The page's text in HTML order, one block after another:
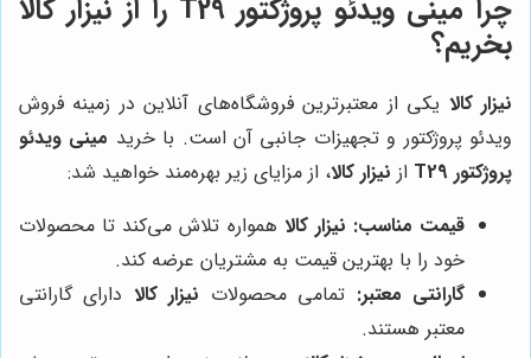
چرا مینی ویدئو پروژکتور T29 را از نیزار کالا
بخریم؟
نیزار کالا یکی از معتبرترین فروشگاه‌های آنلاین در زمینه فروش
ویدئو پروژکتور و تجهیزات جانبی آن است. با خرید مینی ویدئو
پروژکتور T29
از نیزار کالا، از مزایای زیر بهره‌مند خواهید شد:
قیمت مناسب: نیزار کالا همواره تلاش می‌کند تا محصولات
خود را با بهترین قیمت به مشتریان عرضه کند.
گارانتی معتبر: تمامی محصولات نیزار کالا دارای گارانتی
معتبر هستند.